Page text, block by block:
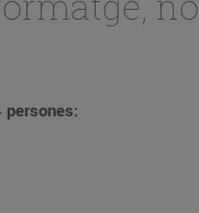
persones: